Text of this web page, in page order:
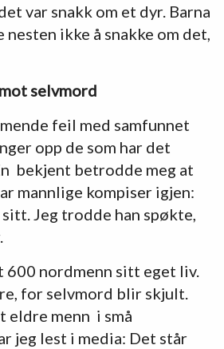
var snakk om et dyr. Barna
nesten ikke å snakke om det,
selvmord
feil med samfunnet
opp de som har det
bekjent betrodde meg at
mannlige kompiser igjen:
Jeg trodde han spøkte,
600 nordmenn sitt eget liv.
for selvmord blir skjult.
menn i små
jeg lest i media: Det står